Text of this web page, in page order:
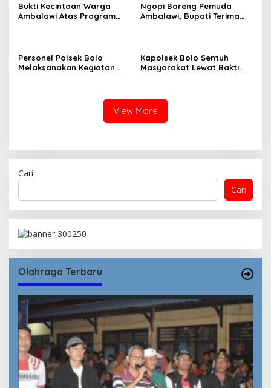
Bukti Kecintaan Warga
Ambalawi Atas Program
Ngopi Bareng Pemuda
Ambalawi, Bupati Terima
Personel Polsek Bolo
Melaksanakan Kegiatan
Kapolsek Bolo Sentuh
Masyarakat Lewat Bakti
View More
Cari
Cari
Olahraga Terbaru